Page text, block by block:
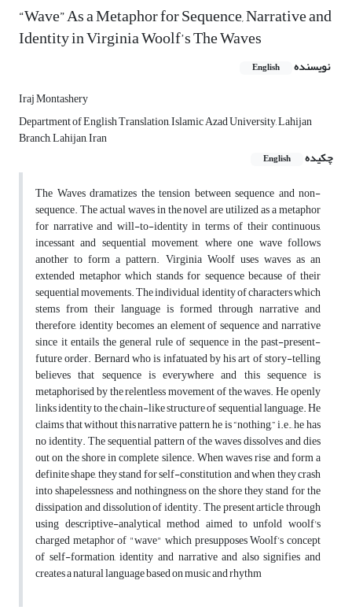
“Wave” As a Metaphor for Sequence, Narrative and
Identity in Virginia Woolf’s The Waves
نویسنده English
Iraj Montashery
Department of English Translation, Islamic Azad University, Lahijan
Branch, Lahijan, Iran
چکیده
English
The Waves dramatizes the tension between sequence and non-
sequence. The actual waves in the novel are utilized as a metaphor
for narrative and will-to-identity in terms of their continuous,
incessant and sequential movement, where one wave follows
another to form a pattern. Virginia Woolf uses waves as an
extended metaphor which stands for sequence because of their
sequential movements. The individual identity of characters which
stems from their language is formed through narrative and
therefore, identity becomes an element of sequence and narrative
since it entails the general rule of sequence in the past-present-
future order. Bernard who is infatuated by his art of story-telling
believes that sequence is everywhere and this sequence is
metaphorised by the relentless movement of the waves. He openly
links identity to the chain-like structure of sequential language. He
claims that without this narrative pattern, he is “nothing,” i.e., he has
no identity. The sequential pattern of the waves dissolves and dies
out on the shore in complete silence. When waves rise and form a
definite shape, they stand for self-constitution and when they crash
into shapelessness and nothingness on the shore they stand for the
dissipation and dissolution of identity. The present article through
using descriptive-analytical method aimed to unfold woolf's
charged metaphor of "wave" which presupposes Woolf’s concept
of self-formation, identity and narrative and also signifies and
creates a natural language based on music and rhythm